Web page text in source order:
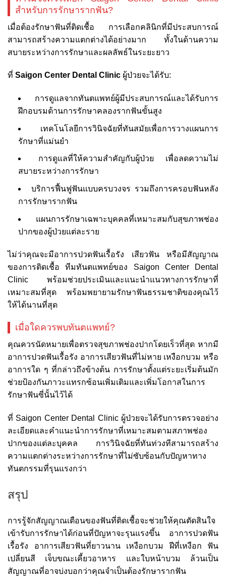
สำหรับการรักษารากฟัน?
เมื่อต้องรักษาฟันที่ติดเชื้อ การเลือกคลินิกที่มีประสบการณ์
สามารถสร้างความแตกต่างได้อย่างมาก ทั้งในด้านความ
สบายระหว่างการรักษาและผลลัพธ์ในระยะยาว
ที่ Saigon Center Dental Clinic ผู้ป่วยจะได้รับ:
การดูแลจากทันตแพทย์ผู้มีประสบการณ์และได้รับการ
ฝึกอบรมด้านการรักษาคลองรากฟันขั้นสูง
เทคโนโลยีการวินิจฉัยที่ทันสมัยเพื่อการวางแผนการ
รักษาที่แม่นยำ
การดูแลที่ให้ความสำคัญกับผู้ป่วย เพื่อลดความไม่
สบายระหว่างการรักษา
บริการฟื้นฟูฟันแบบครบวงจร รวมถึงการครอบฟันหลัง
การรักษารากฟัน
แผนการรักษาเฉพาะบุคคลที่เหมาะสมกับสุขภาพช่อง
ปากของผู้ป่วยแต่ละราย
ไม่ว่าคุณจะมีอาการปวดฟันเรื้อรัง เสียวฟัน หรือมีสัญญาณ
ของการติดเชื้อ ทีมทันตแพทย์ของ Saigon Center Dental
Clinic พร้อมช่วยประเมินและแนะนำแนวทางการรักษาที่
เหมาะสมที่สุด พร้อมพยายามรักษาฟันธรรมชาติของคุณไว้
ให้ได้นานที่สุด
เมื่อใดควรพบทันตแพทย์?
คุณควรนัดหมายเพื่อตรวจสุขภาพช่องปากโดยเร็วที่สุด หากมี
อาการปวดฟันเรื้อรัง อาการเสียวฟันที่ไม่หาย เหงือกบวม หรือ
อาการใด ๆ ที่กล่าวถึงข้างต้น การรักษาตั้งแต่ระยะเริ่มต้นมัก
ช่วยป้องกันภาวะแทรกซ้อนเพิ่มเติมและเพิ่มโอกาสในการ
รักษาฟันซี่นั้นไว้ได้
ที่ Saigon Center Dental Clinic ผู้ป่วยจะได้รับการตรวจอย่าง
ละเอียดและคำแนะนำการรักษาที่เหมาะสมตามสภาพช่อง
ปากของแต่ละบุคคล การวินิจฉัยที่ทันท่วงทีสามารถสร้าง
ความแตกต่างระหว่างการรักษาที่ไม่ซับซ้อนกับปัญหาทาง
ทันตกรรมที่รุนแรงกว่า
สรุป
การรู้จักสัญญาณเตือนของฟันที่ติดเชื้อจะช่วยให้คุณตัดสินใจ
เข้ารับการรักษาได้ก่อนที่ปัญหาจะรุนแรงขึ้น อาการปวดฟัน
เรื้อรัง อาการเสียวฟันที่ยาวนาน เหงือกบวม ฝีที่เหงือก ฟัน
เปลี่ยนสี เจ็บขณะเคี้ยวอาหาร และใบหน้าบวม ล้วนเป็น
สัญญาณที่อาจบ่งบอกว่าคุณจำเป็นต้องรักษารากฟัน